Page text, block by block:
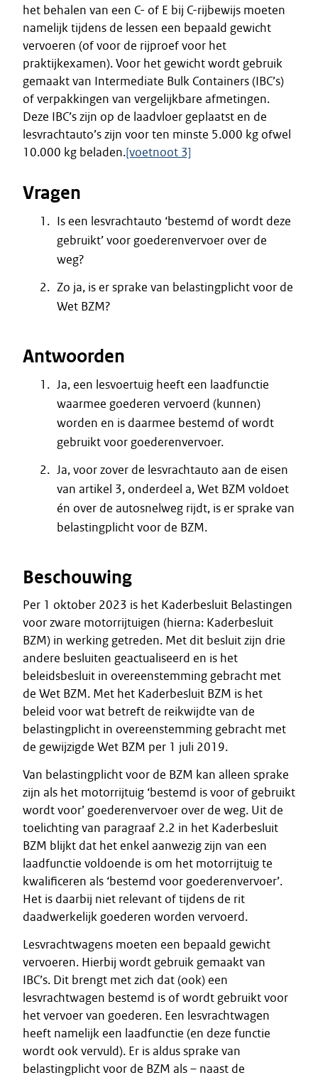
het behalen van een C- of E bij C-rijbewijs moeten
namelijk tijdens de lessen een bepaald gewicht
vervoeren (of voor de rijproef voor het
praktijkexamen). Voor het gewicht wordt gebruik
gemaakt van Intermediate Bulk Containers (IBC’s)
of verpakkingen van vergelijkbare afmetingen.
Deze IBC’s zijn op de laadvloer geplaatst en de
lesvrachtauto’s zijn voor ten minste 5.000 kg ofwel
10.000 kg beladen.[voetnoot 3]
Vragen
Is een lesvrachtauto ‘bestemd of wordt deze
gebruikt’ voor goederenvervoer over de
weg?
Zo ja, is er sprake van belastingplicht voor de
Wet BZM?
Antwoorden
Ja, een lesvoertuig heeft een laadfunctie
waarmee goederen vervoerd (kunnen)
worden en is daarmee bestemd of wordt
gebruikt voor goederenvervoer.
Ja, voor zover de lesvrachtauto aan de eisen
van artikel 3, onderdeel a, Wet BZM voldoet
én over de autosnelweg rijdt, is er sprake van
belastingplicht voor de BZM.
Beschouwing
Per 1 oktober 2023 is het Kaderbesluit Belastingen
voor zware motorrijtuigen (hierna: Kaderbesluit
BZM) in werking getreden. Met dit besluit zijn drie
andere besluiten geactualiseerd en is het
beleidsbesluit in overeenstemming gebracht met
de Wet BZM. Met het Kaderbesluit BZM is het
beleid voor wat betreft de reikwijdte van de
belastingplicht in overeenstemming gebracht met
de gewijzigde Wet BZM per 1 juli 2019.
Van belastingplicht voor de BZM kan alleen sprake
zijn als het motorrijtuig ‘bestemd is voor of gebruikt
wordt voor’ goederenvervoer over de weg. Uit de
toelichting van paragraaf 2.2 in het Kaderbesluit
BZM blijkt dat het enkel aanwezig zijn van een
laadfunctie voldoende is om het motorrijtuig te
kwalificeren als ‘bestemd voor goederenvervoer’.
Het is daarbij niet relevant of tijdens de rit
daadwerkelijk goederen worden vervoerd.
Lesvrachtwagens moeten een bepaald gewicht
vervoeren. Hierbij wordt gebruik gemaakt van
IBC’s. Dit brengt met zich dat (ook) een
lesvrachtwagen bestemd is of wordt gebruikt voor
het vervoer van goederen. Een lesvrachtwagen
heeft namelijk een laadfunctie (en deze functie
wordt ook vervuld). Er is aldus sprake van
belastingplicht voor de BZM als – naast de